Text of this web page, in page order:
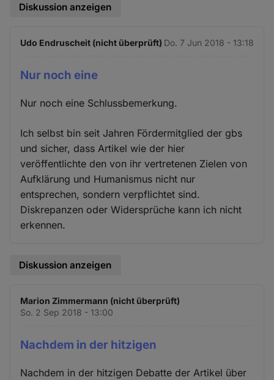
Diskussion anzeigen
Udo Endruscheit (nicht überprüft) Do. 7 Jun 2018 - 13:18
Nur noch eine
Nur noch eine Schlussbemerkung.
Ich selbst bin seit Jahren Fördermitglied der gbs
und sicher, dass Artikel wie der hier
veröffentlichte den von ihr vertretenen Zielen von
Aufklärung und Humanismus nicht nur
entsprechen, sondern verpflichtet sind.
Diskrepanzen oder Widersprüche kann ich nicht
erkennen.
Diskussion anzeigen
Marion Zimmermann (nicht überprüft)
So. 2 Sep 2018 - 13:00
Nachdem in der hitzigen
Nachdem in der hitzigen Debatte der Artikel über